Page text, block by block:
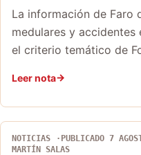
La información de Faro
medulares y
el criterio temático de
Leer nota
NOTICIAS PUBLICADO 7
MARTÍN SALAS